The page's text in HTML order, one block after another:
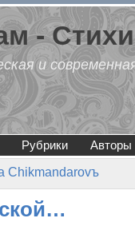
- Стихи
и
Рубрики Авторы
Chikmandarovъ